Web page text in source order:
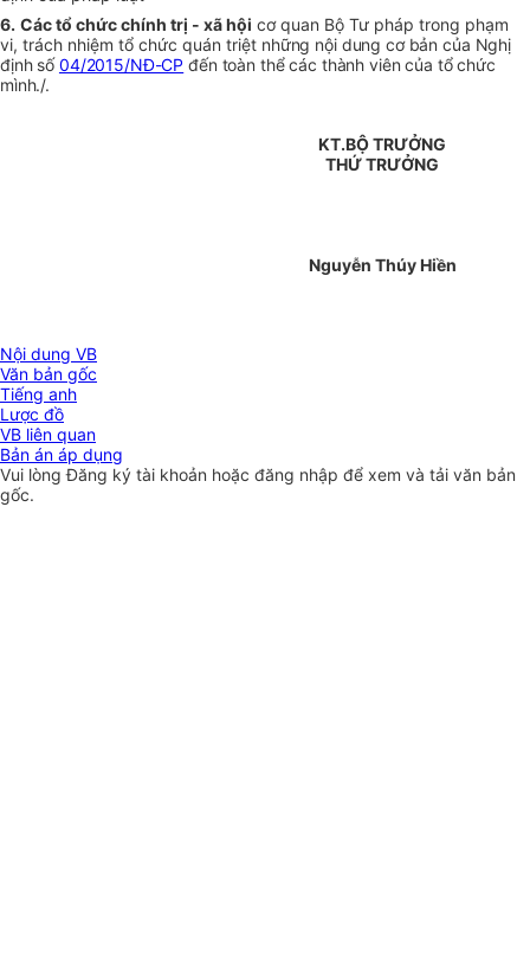
6. Các tổ chức chính trị - xã hội cơ quan Bộ Tư pháp trong phạm
vi, trách nhiệm tổ chức quán triệt những nội dung cơ bản của Nghị
định số04/2015/NĐ-CP đến toàn thể các thành viên của tổ chức
mình./.
KT.BỘ TRƯỞNG
THỨ TRƯỞNG
Nguyễn Thúy Hiền
Nội dung VB
Văn bản gốc
Tiếng anh
Lược đồ
VB liên quan
Bản án áp dụng
Vui lòngĐăng ký tài khoản hoặc đăng nhập để xem và tải văn bản
gốc.